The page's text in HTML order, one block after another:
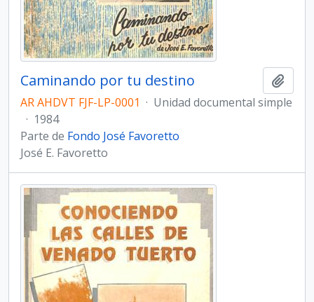
Caminando por tu destino
AR AHDVT FJF-LP-0001 · Unidad documental simple
· 1984
Parte de Fondo José Favoretto
José E. Favoretto